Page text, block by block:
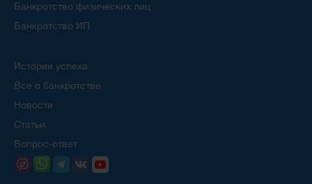
Банкротство физических лиц
Банкротство ИП
Истории успеха
Все о банкротстве
Новости
Статьи
Вопрос-ответ